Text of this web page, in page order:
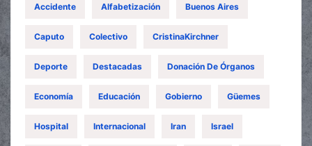
Accidente Alfabetización Buenos Aires
Caputo Colectivo CristinaKirchner
Deporte Destacadas Donación De Órganos
Economía Educación Gobierno Güemes
Hospital Internacional Iran Israel